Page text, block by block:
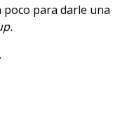
para darle una